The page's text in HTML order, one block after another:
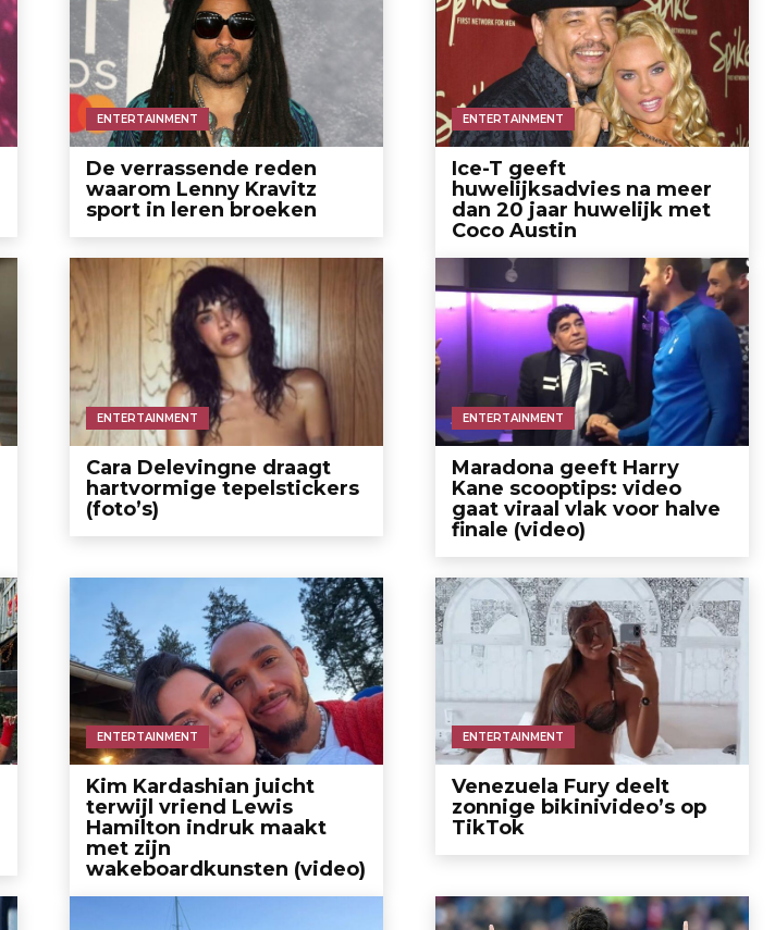
ENTERTAINMENT
De verrassende reden
waarom Lenny Kravitz
sport in leren broeken
ENTERTAINMENT
Ice-T geeft
huwelijksadvies na meer
dan 20 jaar huwelijk met
Coco Austin
ENTERTAINMENT
Cara Delevingne draagt
hartvormige tepelstickers
(foto’s)
ENTERTAINMENT
Maradona geeft Harry
Kane scooptips: video
gaat viraal vlak voor halve
finale (video)
ENTERTAINMENT
Kim Kardashian juicht
terwijl vriend Lewis
Hamilton indruk maakt
met zijn
wakeboardkunsten (video)
ENTERTAINMENT
Venezuela Fury deelt
zonnige bikinivideo’s op
TikTok